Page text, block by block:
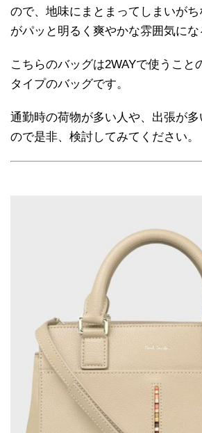
ので、地味にまとまってしまいが
がパッと明るく爽やかな雰囲気にな
こちらのバッグは2WAYで使うこと
タイプのバッグです。
通勤時の荷物が多い人や、出張が
ので是非、検討してみてください。